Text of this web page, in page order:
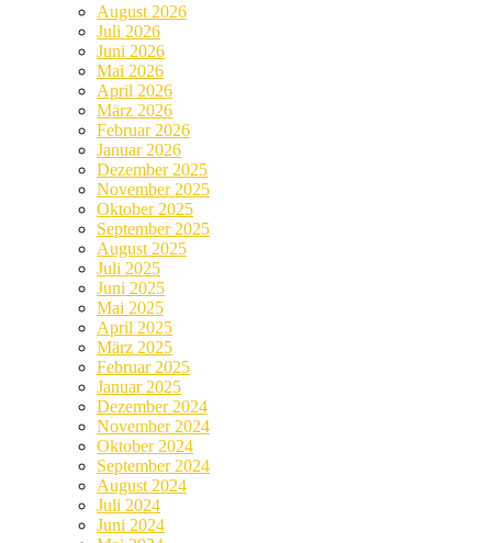
August 2026
Juli 2026
Juni 2026
Mai 2026
April 2026
März 2026
Februar 2026
Januar 2026
Dezember 2025
November 2025
Oktober 2025
September 2025
August 2025
Juli 2025
Juni 2025
Mai 2025
April 2025
März 2025
Februar 2025
Januar 2025
Dezember 2024
November 2024
Oktober 2024
September 2024
August 2024
Juli 2024
Juni 2024